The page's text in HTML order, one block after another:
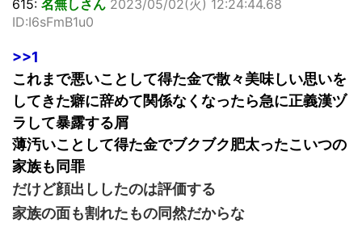
615: 名無しさん 2023/05/02(火) 12:24:44.68
ID:I6sFmB1u0
>>1
これまで悪いことして得た金で散々美味しい思いを
してきた癖に辞めて関係なくなったら急に正義漢ヅ
ラして暴露する屑
薄汚いことして得た金でブクブク肥太ったこいつの
家族も同罪
だけど顔出ししたのは評価する
家族の面も割れたもの同然だからな